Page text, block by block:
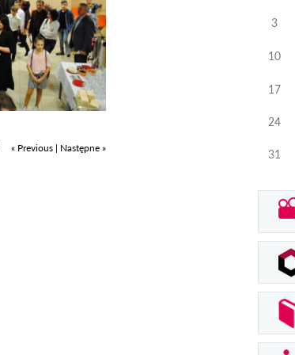
« Previous | Następne »
3
10
17
24
31